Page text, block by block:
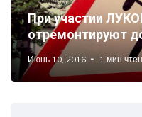
При участии
отремонтируют
Июнь 10, 2016 1 мин